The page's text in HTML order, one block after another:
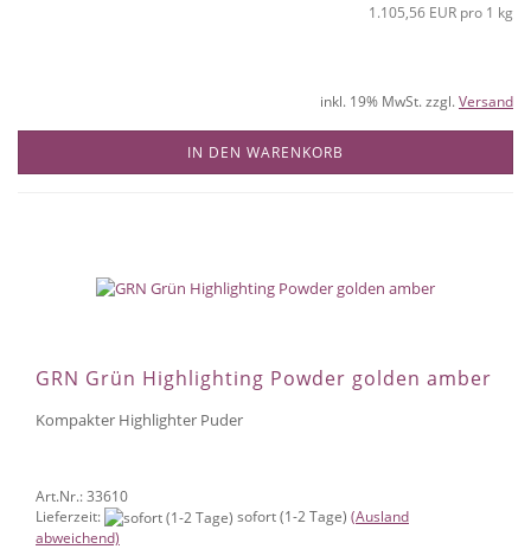
1.105,56 EUR pro 1 kg
inkl. 19% MwSt. zzgl.Versand
IN DEN WARENKORB
GRN Grün Highlighting Powder golden amber
Kompakter Highlighter Puder
Art.Nr.: 33610
Lieferzeit:
sofort (1-2 Tage) (Ausland
abweichend)